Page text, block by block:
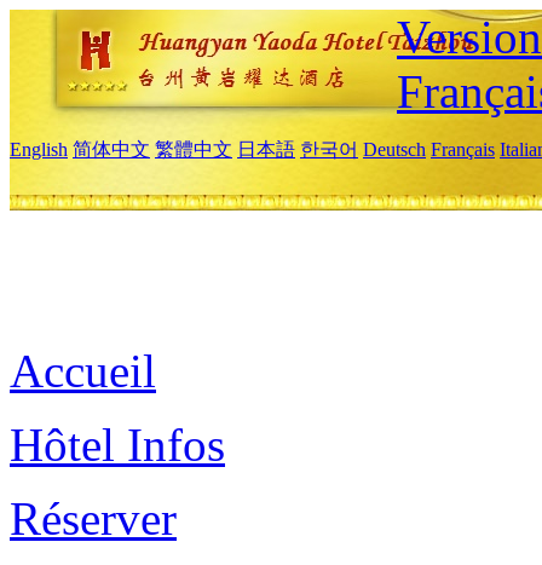
English 简体中文 繁體中文 日本語 한국어 Deutsch Français
Accueil
Hôtel Infos
Réserver